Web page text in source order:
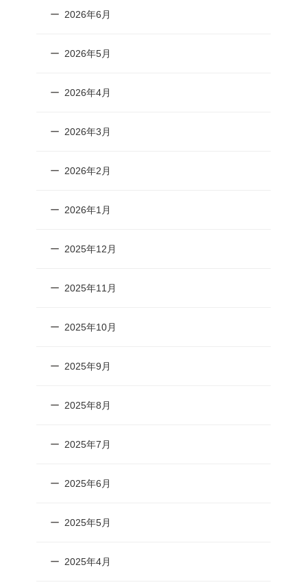
2026年6月
2026年5月
2026年4月
2026年3月
2026年2月
2026年1月
2025年12月
2025年11月
2025年10月
2025年9月
2025年8月
2025年7月
2025年6月
2025年5月
2025年4月